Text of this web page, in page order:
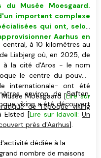
du Musée Moesgaard.
important complexe
qui ont, selon
Aarhus en
à 10 kilomètres au
Lisbjerg où, en 2025, de
à la cité d'Aros - le nom
le centre du pouvoir
internationale- ont été
Moesgaard [Lire sur
de l'époque viking
environ de Søften,
viking a été découvert
Elsted [Lire sur Idavoll: Un
près d'Aarhus].
dédiée à la
nombre de maisons